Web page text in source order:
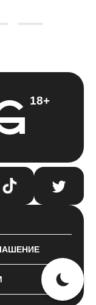
18+